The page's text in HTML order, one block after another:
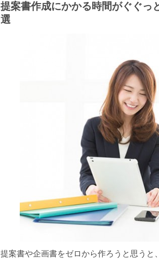
提案書作成にかかる時間がぐぐっ
選
提案書や企画書をゼロから作ろうと思うと